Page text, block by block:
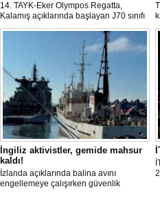
14. TAYK-Eker Olympos Regatta,
Kalamış açıklarında başlayan J70 sınıfı
yarışlarıyla ilk startını verdi. İstanbul'u 10
gün boyunca yelken coşkusuyla
buluşturacak organizasyonun ilk
gününde 9 tekne rüzgârla buluştu.
İngiliz aktivistler, gemide mahsur
kaldı!
İzlanda açıklarında balina avını
engellemeye çalışırken güvenlik